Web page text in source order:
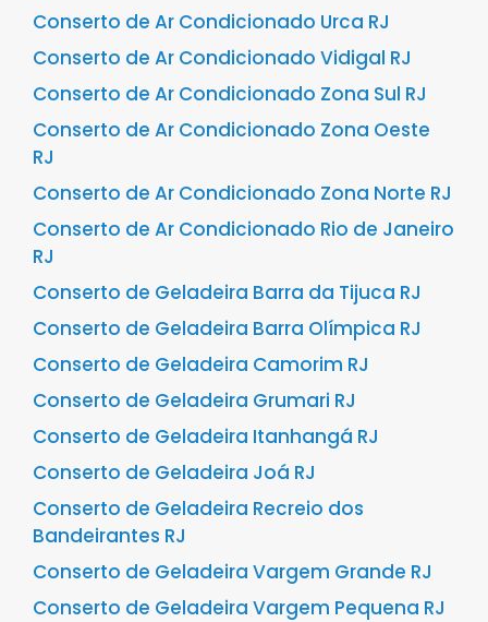
Conserto de Ar Condicionado Urca RJ
Conserto de Ar Condicionado Vidigal RJ
Conserto de Ar Condicionado Zona Sul RJ
Conserto de Ar Condicionado Zona Oeste
RJ
Conserto de Ar Condicionado Zona Norte RJ
Conserto de Ar Condicionado Rio de Janeiro
RJ
Conserto de Geladeira Barra da Tijuca RJ
Conserto de Geladeira Barra Olímpica RJ
Conserto de Geladeira Camorim RJ
Conserto de Geladeira Grumari RJ
Conserto de Geladeira Itanhangá RJ
Conserto de Geladeira Joá RJ
Conserto de Geladeira Recreio dos
Bandeirantes RJ
Conserto de Geladeira Vargem Grande RJ
Conserto de Geladeira Vargem Pequena RJ